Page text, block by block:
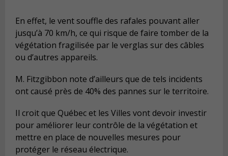
En effet, le vent souffle des rafales pouvant aller
jusqu’à 70 km/h, ce qui risque de faire tomber de la
végétation fragilisée par le verglas sur des câbles
ou d’autres appareils.
M. Fitzgibbon note d’ailleurs que de tels incidents
ont causé près de 40% des pannes sur le territoire.
Il croit que Québec et les Villes vont devoir investir
pour améliorer leur contrôle de la végétation et
mettre en place de nouvelles mesures pour
protéger le réseau électrique.